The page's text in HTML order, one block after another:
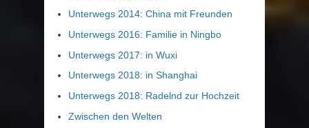
Unterwegs 2014: China mit Freunden
Unterwegs 2016: Familie in Ningbo
Unterwegs 2017: in Wuxi
Unterwegs 2018: in Shanghai
Unterwegs 2018: Radelnd zur Hochzeit
Zwischen den Welten